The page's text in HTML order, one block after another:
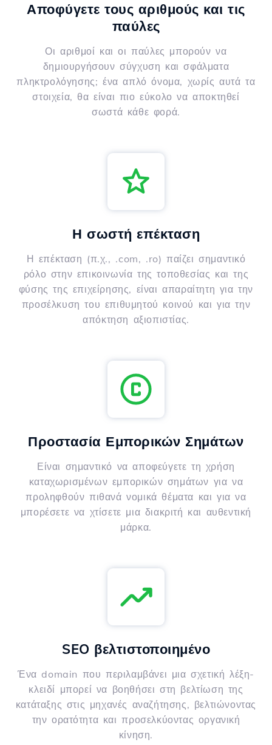
Αποφύγετε τους αριθμούς και τις
παύλες
Οι αριθμοί και οι παύλες μπορούν να
δημιουργήσουν σύγχυση και σφάλματα
πληκτρολόγησης; ένα απλό όνομα, χωρίς αυτά τα
στοιχεία, θα είναι πιο εύκολο να αποκτηθεί
σωστά κάθε φορά.
Η σωστή επέκταση
Η επέκταση (π.χ., .com, .ro) παίζει σημαντικό
ρόλο στην επικοινωνία της τοποθεσίας και της
φύσης της επιχείρησης, είναι απαραίτητη για την
προσέλκυση του επιθυμητού κοινού και για την
απόκτηση αξιοπιστίας.
Προστασία Εμπορικών Σημάτων
Είναι σημαντικό να αποφεύγετε τη χρήση
καταχωρισμένων εμπορικών σημάτων για να
προληφθούν πιθανά νομικά θέματα και για να
μπορέσετε να χτίσετε μια διακριτή και αυθεντική
μάρκα.
SEO βελτιστοποιημένο
Ένα domain που περιλαμβάνει μια σχετική λέξη-
κλειδί μπορεί να βοηθήσει στη βελτίωση της
κατάταξης στις μηχανές αναζήτησης, βελτιώνοντας
την ορατότητα και προσελκύοντας οργανική
κίνηση.